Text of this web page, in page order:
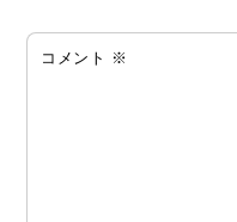
コメント ※